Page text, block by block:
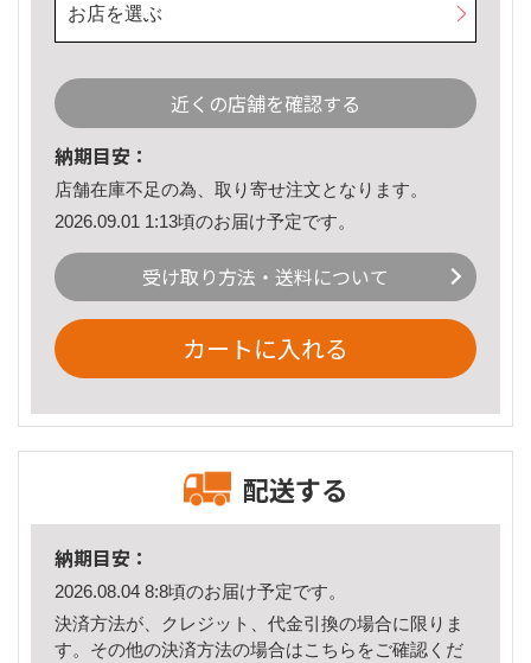
お店を選ぶ
近くの店舗を確認する
納期目安：
店舗在庫不足の為、取り寄せ注文となります。
2026.09.01 1:13頃のお届け予定です。
受け取り方法・送料について
カートに入れる
配送する
納期目安：
2026.08.04 8:8頃のお届け予定です。
決済方法が、クレジット、代金引換の場合に限りま
す。その他の決済方法の場合はこちら をご確認くだ